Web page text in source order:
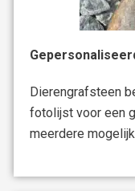
Dierengrafsteen
fotolijst voor een
meerdere